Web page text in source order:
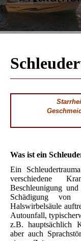
Was ist ein
Ein
verschiedene
Beschleunigung
Schädigung von
Halswirbelsäule
Autounfall,
z.B. hauptsächlich
aber auch